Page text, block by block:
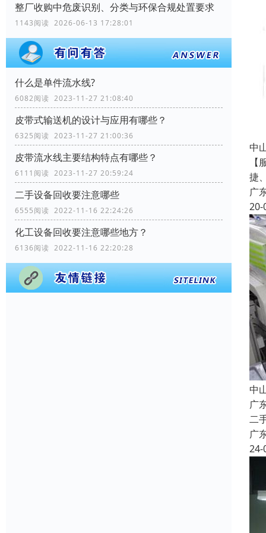
整厂收购中危废识别、分类与环保合规处置要求
1143阅读 2026-06-13 17:28:01
什么是单件流水线?
6082阅读 2023-11-27 21:08:40
皮带式输送机的设计与应用有哪些？
6325阅读 2023-11-27 21:00:36
皮带流水线主要结构特点有哪些？
6111阅读 2023-11-27 20:59:24
二手设备回收要注意哪些
6555阅读 2022-11-16 22:24:26
化工设备回收要注意哪些地方？
6136阅读 2022-11-16 22:20:28
中
捷
广
20-
中
广
二
广
24-